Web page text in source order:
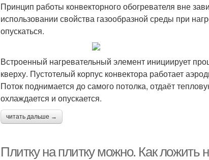
Принцип работы конвекторного обогревателя вне
использовании свойства газообразной среды при
опускаться.
Встроенный нагревательный элемент инициирует
кверху. Пустотелый корпус конвектора работает
Поток поднимается до самого потолка, отдаёт
охлаждается и опускается.
читать дальше →
Плитку на плитку можно. Как ложить